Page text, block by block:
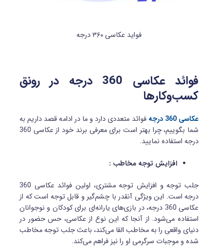
فواید عکاسی ۳۶۰ درجه
فوائد عکاسی 360 درجه در رونق
کسب‌وکارها
عکاسی 360 درجه
فوائد متعددی دارد و ما در ادامه قصد داریم به
شما بگوییم، چرا بهتر است برای معرفی برند خود از عکاسی 360
درجه استفاده نمایید.
افزایش توجه مخاطب :
جلب توجه و افزایش توجه مشتری، اولین فوائد عکاسی 360
درجه است. این ویژگی آنقدر با چشم‌گیر و قابل توجه است که از
عکاسی 360 درجه، در بازی‌های یارانه‌ای برای کودکان و نوجوانان
استفاده می‌شود. از آنجا که این نوع از عکاسی، حس حضور در
دنیای واقعی را به مخاطب القا می‌کند، باعث جلب توجه مخاطب
شده و موجبات سرگرمی او را نیز فراهم می‌کند.